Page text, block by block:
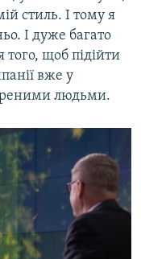
стиль. І тому я
І дуже багато
щоб підійти
вже у
людьми.